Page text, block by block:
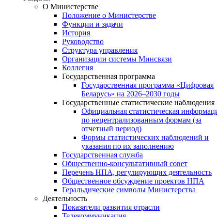
О Министерстве
Положение о Министерстве
Функции и задачи
История
Руководство
Структура управления
Организации системы Минсвязи
Коллегия
Государственная программа
Государственная программа «Цифровая
Беларусь» на 2026–2030 годы
Государственные статистические наблюдения
Официальная статистическая
по нецентрализованным формам (за
отчетный период)
Формы статистических наблюдений и
указания по их заполнению
Государственная служба
Общественно-консультативный совет
Перечень НПА, регулирующих деятельность
Общественное обсуждение проектов НПА
Геральдические символы Министерства
Деятельность
Показатели развития отрасли